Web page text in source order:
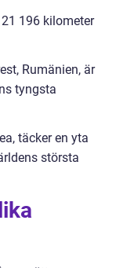
196 kilometer
Rumänien, är
tyngsta
täcker en yta
största